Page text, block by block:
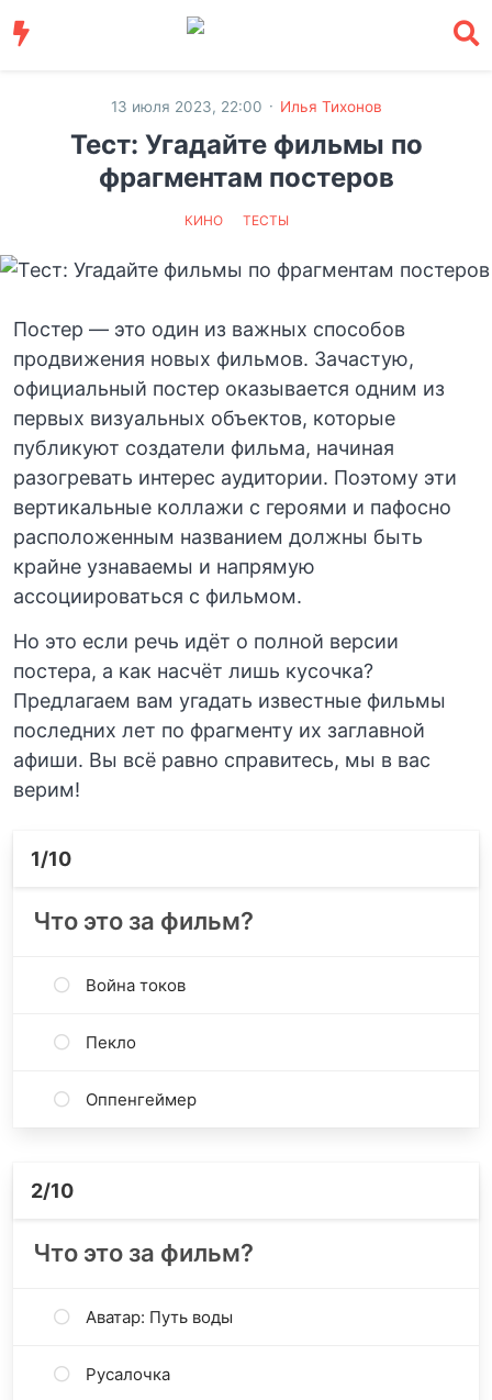
13 июля 2023, 22:00 · Илья Тихонов
Тест: Угадайте фильмы по
фрагментам постеров
КИНО ТЕСТЫ
Постер — это один из важных способов
продвижения новых фильмов. Зачастую,
официальный постер оказывается одним из
первых визуальных объектов, которые
публикуют создатели фильма, начиная
разогревать интерес аудитории. Поэтому эти
вертикальные коллажи с героями и пафосно
расположенным названием должны быть
крайне узнаваемы и напрямую
ассоциироваться с фильмом.
Но это если речь идёт о полной версии
постера, а как насчёт лишь кусочка?
Предлагаем вам угадать известные фильмы
последних лет по фрагменту их заглавной
афиши. Вы всё равно справитесь, мы в вас
верим!
1/10
Что это за фильм?
Война токов
Пекло
Оппенгеймер
2/10
Что это за фильм?
Аватар: Путь воды
Русалочка